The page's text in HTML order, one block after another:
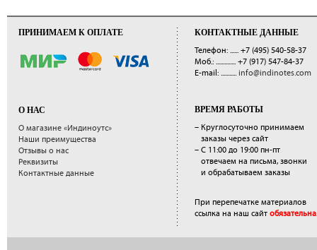
ПРИНИМАЕМ К ОПЛАТЕ
О НАС
О магазине «Индиноутс»
Наши преимущества
Отзывы о нас
Реквизиты
Контактные данные
КОНТАКТНЫЕ ДАННЫЕ
Телефон: ...... +7 (495) 540-58-37
Моб.: .............. +7 (917) 547-84-37
E-mail: ........... info@indinotes.com
ВРЕМЯ РАБОТЫ
– Круглосуточно принимаем
заказы через сайт
– С 11:00 до 19:00 пн-пт
отвечаем на письма, звонки
и обрабатываем заказы
При перепечатке материалов
ссылка на наш сайт обязательна.